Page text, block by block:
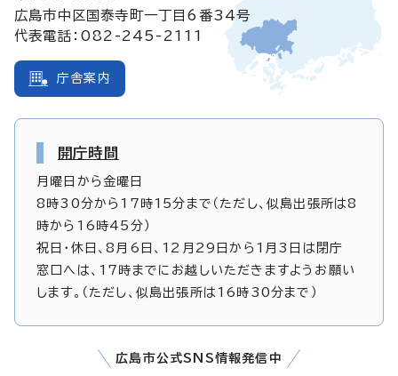
広島市中区国泰寺町一丁目6番34号
代表電話：082-245-2111
庁舎案内
開庁時間
月曜日から金曜日
8時30分から17時15分まで（ただし、似島出張所は8
時から16時45分）
祝日・休日、8月6日、12月29日から1月3日は閉庁
窓口へは、17時までにお越しいただきますようお願い
します。（ただし、似島出張所は16時30分まで）
広島市公式SNS情報発信中